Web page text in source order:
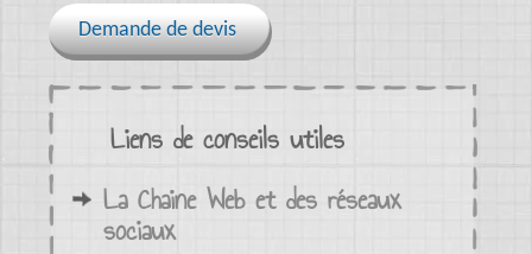
Demande de devis
Liens de conseils utiles
La Chaine Web et des réseaux
sociaux